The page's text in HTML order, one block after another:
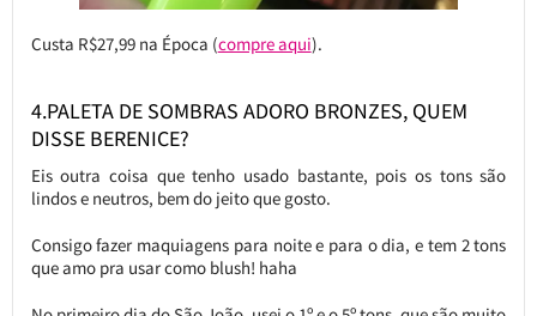
Custa R$27,99 na Época (compre aqui).
4.PALETA DE SOMBRAS ADORO BRONZES, QUEM
DISSE BERENICE?
Eis outra coisa que tenho usado bastante, pois os tons são
lindos e neutros, bem do jeito que gosto.
Consigo fazer maquiagens para noite e para o dia, e tem 2 tons
que amo pra usar como blush! haha